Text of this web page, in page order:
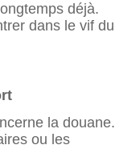
déjà.
dans le vif du
la douane.
ou les